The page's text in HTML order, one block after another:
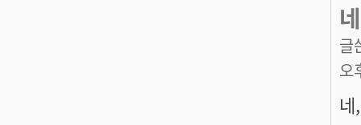
글
오